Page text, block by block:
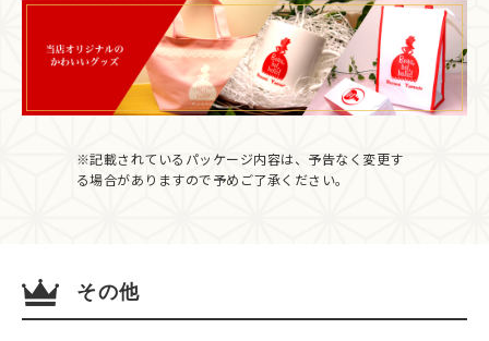
※記載されているパッケージ内容は、予告なく変更す
る場合がありますので予めご了承ください。
その他